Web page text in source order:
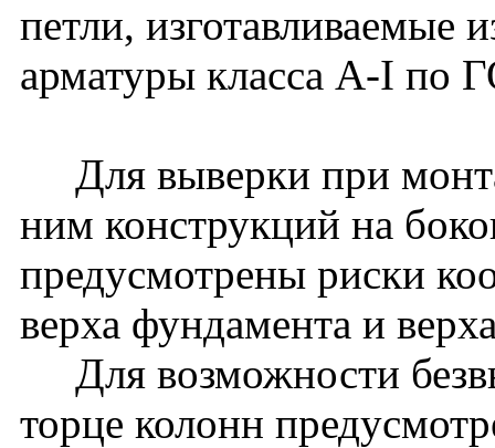
петли, изготавливаемые
арматуры класса A-I по
Для выверки при
ним конструкций на
предусмотрены риски
верха фундамента и
Для возможности
торце колонн